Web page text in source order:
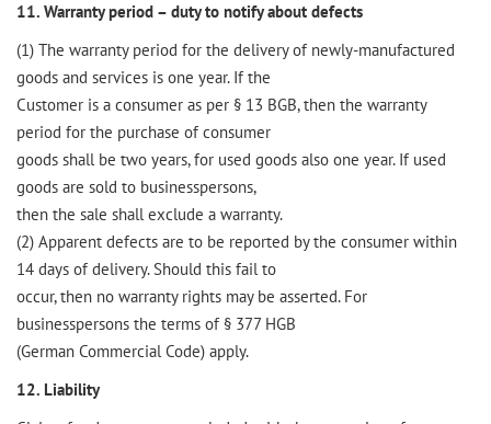
11. Warranty period – duty to notify about defects
(1) The warranty period for the delivery of newly-manufactured
goods and services is one year. If the
Customer is a consumer as per § 13 BGB, then the warranty
period for the purchase of consumer
goods shall be two years, for used goods also one year. If used
goods are sold to businesspersons,
then the sale shall exclude a warranty.
(2) Apparent defects are to be reported by the consumer within
14 days of delivery. Should this fail to
occur, then no warranty rights may be asserted. For
businesspersons the terms of § 377 HGB
(German Commercial Code) apply.
12. Liability